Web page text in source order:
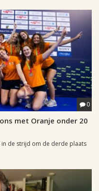
0
met Oranje onder 20
in de strijd om de derde plaats